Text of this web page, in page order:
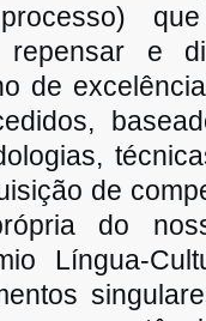
repensar e
de
de
do
Língua-